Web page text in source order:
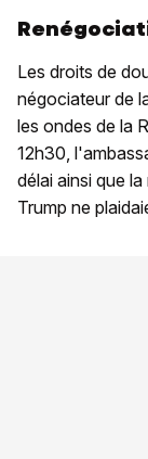
Les droits de
négociateur de
les ondes de la
12h30,
délai ainsi que
Trump ne